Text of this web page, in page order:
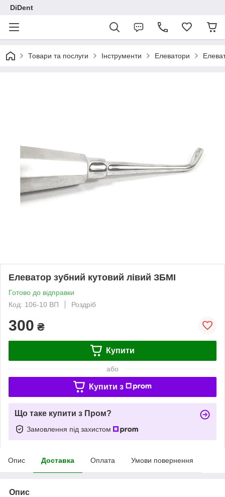
DiDent
Товари та послуги Інструменти Елеватори
Елеватор зубний кутовий лівий ЗБМІ
Готово до відправки
Код: 106-10 ВП
Роздріб
300 ₴
Купити
або
Купити з
Що таке купити з Пром?
Замовлення під захистом
Опис Доставка Оплата Умови повернення
Опис